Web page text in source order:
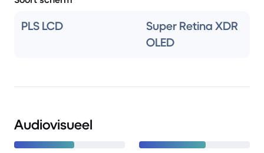
PLS LCD
Super Retina XDR
OLED
Audiovisueel